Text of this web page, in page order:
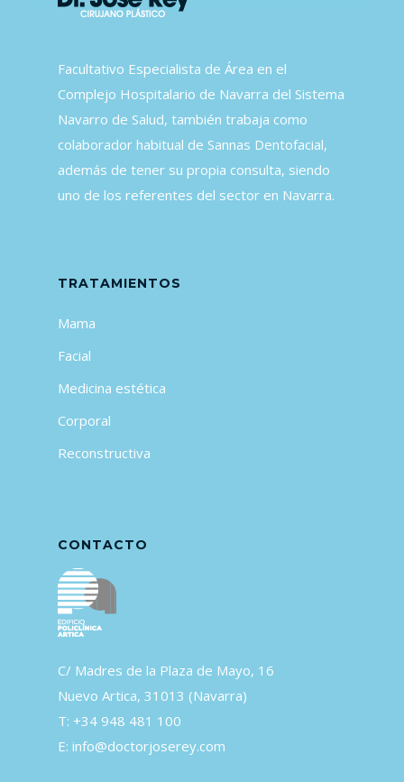
Facultativo Especialista de Área en el
Complejo Hospitalario de Navarra del Sistema
Navarro de Salud, también trabaja como
colaborador habitual de Sannas Dentofacial,
además de tener su propia consulta, siendo
uno de los referentes del sector en Navarra.
TRATAMIENTOS
Mama
Facial
Medicina estética
Corporal
Reconstructiva
CONTACTO
C/ Madres de la Plaza de Mayo, 16
Nuevo Artica, 31013 (Navarra)
T: +34 948 481 100
E: info@doctorjoserey.com